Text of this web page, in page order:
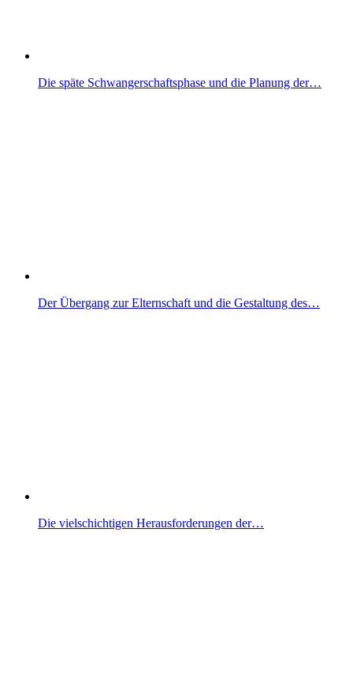
Die späte Schwangerschaftsphase und die Planung der…
Der Übergang zur Elternschaft und die Gestaltung des…
Die vielschichtigen Herausforderungen der…